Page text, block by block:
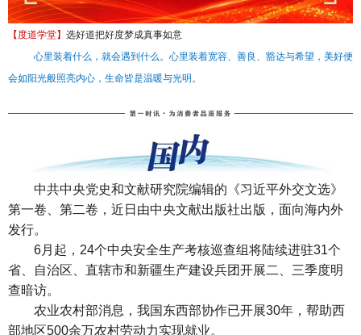
【度道学堂】 选好道把好度梦成真事如意
心里装着什么，就会遇到什么。心里装着宽容、善良、豁达与希望，美好便
会如阳光般照亮内心，生命皆是温暖与光明。
中共中央党史和文献研究院编辑的《习近平外交文选》
第一卷、第二卷，近日由中央文献出版社出版，面向海内外
发行。
6月起，24个中央安全生产考核巡查组将陆续进驻31个
省、自治区、直辖市和新疆生产建设兵团开展二、三季度明
查暗访。
农业农村部消息，我国东西部协作已开展30年，帮助西
部地区500余万农村劳动力实现就业。